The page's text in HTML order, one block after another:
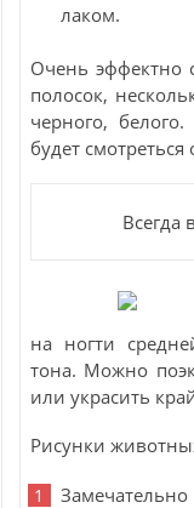
лаком.
Очень эффектно
полосок,
черного,
будет
Всегда
на ногти
тона. Можно
или украсить
Рисунки